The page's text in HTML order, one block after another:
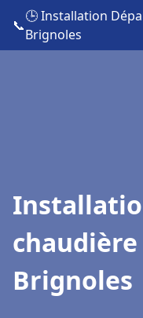
📞
🕒 Installation
Brignoles
Brignoles